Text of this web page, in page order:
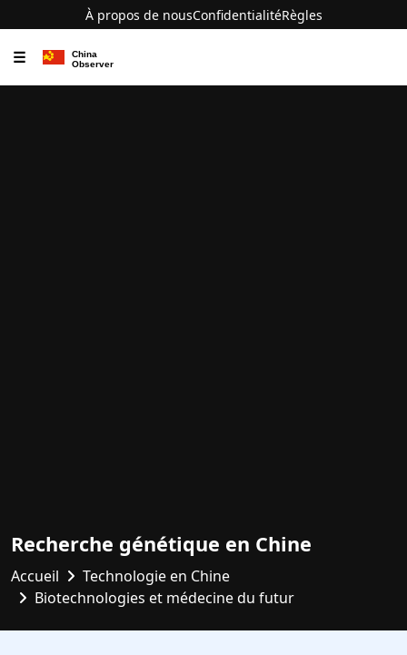
À propos de nousConfidentialitéRègles
☰
Recherche génétique en Chine
Accueil
Technologie en Chine
Biotechnologies et médecine du futur